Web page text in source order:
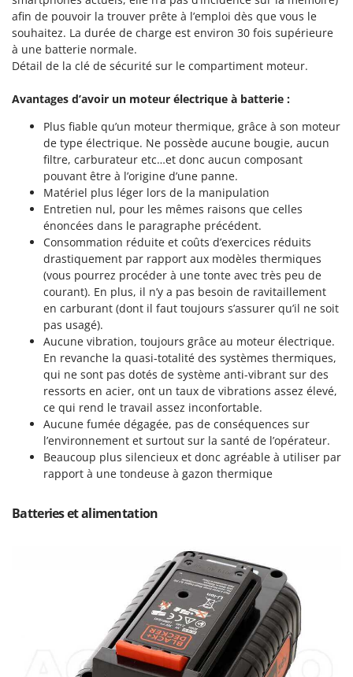
Pulvérisateurs
Pulvérisateurs portés
R
Rafraîchisseurs d'air par évaporation
Rampes de chargement en aluminium
Râpes à fromage électriques
Râteaux pour tracteur
Remplisseuses
Robots nettoyeurs de piscine
Robots Tondeuses
Rogneuses de souches
Rouleaux pour tracteur
Scies à os
Scies à Ruban
Scies alternatives à batterie
Scies de jardin télescopiques
Sécateurs électriques à batterie
Sécateurs et Échenilloirs manuels
Sécateurs pneumatiques
Semoirs et Épandeurs d'engrais
Souffleurs aspirateurs pour Feuilles
Soufreuses - Poudreuses pour tracteur
Taille-haies à bras pour tracteur
Tarières
GRIFO
GVS
GYS
H
Hailo
Helvi
Henx
HiKOKI
Honda
Idromatic
Il-Tec
Imperia
Infaco
Intec
Intex
Italyco
ITM
JOLLY ITALIA
KAAZ
afin de pouvoir la trouver prête à l’emploi dès que vous le
souhaitez. La durée de charge est environ 30 fois supérieure
à une batterie normale.
Détail de la clé de sécurité sur le compartiment moteur.
Avantages d’avoir un moteur électrique à batterie :
Plus fiable qu’un moteur thermique, grâce à son moteur
de type électrique. Ne possède aucune bougie, aucun
filtre, carburateur etc…et donc aucun composant
pouvant être à l’origine d’une panne.
Matériel plus léger lors de la manipulation
Entretien nul, pour les mêmes raisons que celles
énoncées dans le paragraphe précédent.
Consommation réduite et coûts d’exercices réduits
drastiquement par rapport aux modèles thermiques
(vous pourrez procéder à une tonte avec très peu de
courant). En plus, il n’y a pas besoin de ravitaillement
en carburant (dont il faut toujours s’assurer qu’il ne soit
pas usagé).
Aucune vibration, toujours grâce au moteur électrique.
En revanche la quasi-totalité des systèmes thermiques,
qui ne sont pas dotés de système anti-vibrant sur des
ressorts en acier, ont un taux de vibrations assez élevé,
ce qui rend le travail assez inconfortable.
Aucune fumée dégagée, pas de conséquences sur
l’environnement et surtout sur la santé de l’opérateur.
Beaucoup plus silencieux et donc agréable à utiliser par
rapport à une tondeuse à gazon thermique
Batteries et alimentation